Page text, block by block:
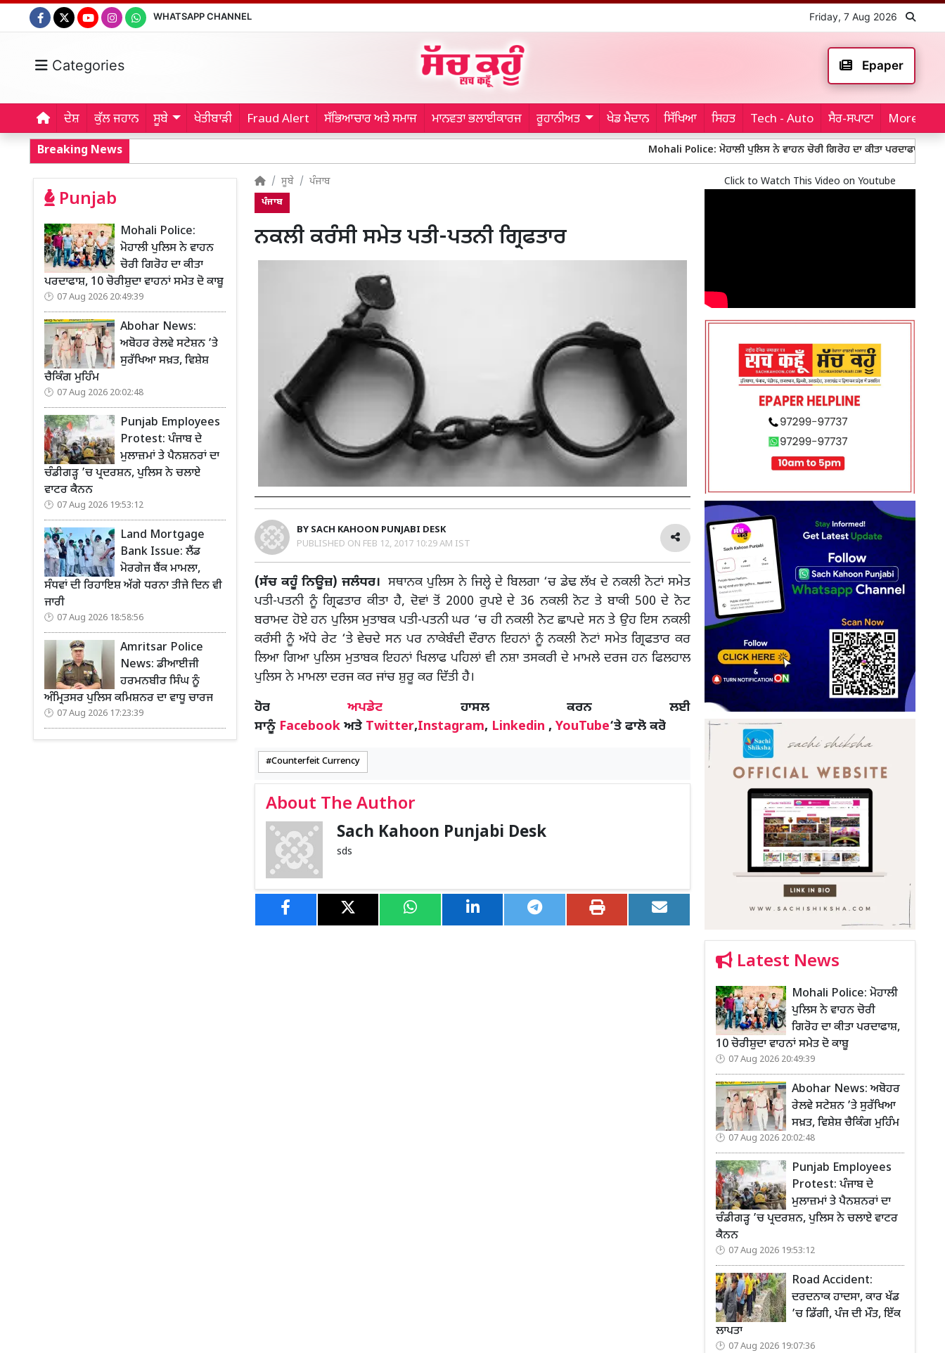
WHATSAPP CHANNEL Friday, 7 Aug 2026
Categories Epaper
ਦੇਸ਼ ਕੁੱਲ ਜਹਾਨ ਸੂਬੇ ਖੇਤੀਬਾੜੀ Fraud Alert ਸੱਭਿਆਚਾਰ ਅਤੇ ਸਮਾਜ ਮਾਨਵਤਾ ਭਲਾਈਕਾਰਜ ਰੂਹਾਨੀਅਤ ਖੇਡ ਮੈਦਾਨ ਸਿੱਖਿਆ ਸਿਹਤ Tech - Auto ਸੈਰ-ਸਪਾਟਾ More...
Breaking News Mohali Police: ਮੋਹਾਲੀ ਪੁਲਿਸ ਨੇ ਵਾਹਨ ਚੋਰੀ ਗਿਰੋਹ ਦਾ ਕੀਤਾ ਪਰਦਾਫਾਸ਼, 10 ਚੋਰੀਸ਼ੁਦਾ
Punjab
Mohali Police:
ਮੋਹਾਲੀ ਪੁਲਿਸ ਨੇ ਵਾਹਨ
ਚੋਰੀ ਗਿਰੋਹ ਦਾ ਕੀਤਾ
ਪਰਦਾਫਾਸ਼, 10 ਚੋਰੀਸ਼ੁਦਾ ਵਾਹਨਾਂ ਸਮੇਤ ਦੋ ਕਾਬੂ
07 Aug 2026 20:49:39
Abohar News:
ਅਬੋਹਰ ਰੇਲਵੇ ਸਟੇਸ਼ਨ ’ਤੇ
ਸੁਰੱਖਿਆ ਸਖ਼ਤ, ਵਿਸ਼ੇਸ਼
ਚੈਕਿੰਗ ਮੁਹਿੰਮ
07 Aug 2026 20:02:48
Punjab Employees
Protest: ਪੰਜਾਬ ਦੇ
ਮੁਲਾਜ਼ਮਾਂ ਤੇ ਪੈਨਸ਼ਨਰਾਂ ਦਾ
ਚੰਡੀਗੜ੍ਹ ’ਚ ਪ੍ਰਦਰਸ਼ਨ, ਪੁਲਿਸ ਨੇ ਚਲਾਏ
ਵਾਟਰ ਕੈਨਨ
07 Aug 2026 19:53:12
Land Mortgage
Bank Issue: ਲੈਂਡ
ਮੋਰਗੇਜ ਬੈਂਕ ਮਾਮਲਾ,
ਸੰਧਵਾਂ ਦੀ ਰਿਹਾਇਸ਼ ਅੱਗੇ ਧਰਨਾ ਤੀਜੇ ਦਿਨ ਵੀ
ਜਾਰੀ
07 Aug 2026 18:58:56
Amritsar Police
News: ਡੀਆਈਜੀ
ਹਰਮਨਬੀਰ ਸਿੰਘ ਨੂੰ
ਅੰਮ੍ਰਿਤਸਰ ਪੁਲਿਸ ਕਮਿਸ਼ਨਰ ਦਾ ਵਾਧੂ ਚਾਰਜ
07 Aug 2026 17:23:39
ਸੂਬੇ ਪੰਜਾਬ
ਪੰਜਾਬ
ਨਕਲੀ ਕਰੰਸੀ ਸਮੇਤ ਪਤੀ-ਪਤਨੀ ਗ੍ਰਿਫਤਾਰ
BY SACH KAHOON PUNJABI DESK
PUBLISHED ON FEB 12, 2017 10:29 AM IST
(ਸੱਚ ਕਹੂੰ ਨਿਊਜ਼) ਜਲੰਧਰ। ਸਥਾਨਕ ਪੁਲਿਸ ਨੇ ਜਿਲ੍ਹੇ ਦੇ ਬਿਲਗਾ ‘ਚ ਡੇਢ ਲੱਖ ਦੇ ਨਕਲੀ ਨੋਟਾਂ ਸਮੇਤ
ਪਤੀ-ਪਤਨੀ ਨੂੰ ਗ੍ਰਿਫਤਾਰ ਕੀਤਾ ਹੈ, ਦੋਵਾਂ ਤੋਂ 2000 ਰੁਪਏ ਦੇ 36 ਨਕਲੀ ਨੋਟ ਤੇ ਬਾਕੀ 500 ਦੇ ਨੋਟ
ਬਰਾਮਦ ਹੋਏ ਹਨ ਪੁਲਿਸ ਮੁਤਾਬਕ ਪਤੀ-ਪਤਨੀ ਘਰ ‘ਚ ਹੀ ਨਕਲੀ ਨੋਟ ਛਾਪਦੇ ਸਨ ਤੇ ਉਹ ਇਸ ਨਕਲੀ
ਕਰੰਸੀ ਨੂੰ ਅੱਧੇ ਰੇਟ ‘ਤੇ ਵੇਚਦੇ ਸਨ ਪਰ ਨਾਕੇਬੰਦੀ ਦੌਰਾਨ ਇਹਨਾਂ ਨੂੰ ਨਕਲੀ ਨੋਟਾਂ ਸਮੇਤ ਗ੍ਰਿਫਤਾਰ ਕਰ
ਲਿਆ ਗਿਆ ਪੁਲਿਸ ਮੁਤਾਬਕ ਇਹਨਾਂ ਖਿਲਾਫ ਪਹਿਲਾਂ ਵੀ ਨਸ਼ਾ ਤਸਕਰੀ ਦੇ ਮਾਮਲੇ ਦਰਜ ਹਨ ਫਿਲਹਾਲ
ਪੁਲਿਸ ਨੇ ਮਾਮਲਾ ਦਰਜ ਕਰ ਜਾਂਚ ਸ਼ੁਰੂ ਕਰ ਦਿੱਤੀ ਹੈ।
ਹੋਰਅਪਡੇਟ ਹਾਸਲ ਕਰਨ ਲਈ
ਸਾਨੂੰ Facebook ਅਤੇ Twitter,Instagram, Linkedin , YouTube‘ਤੇ ਫਾਲੋ ਕਰੋ
Counterfeit Currency
About The Author
Sach Kahoon Punjabi Desk
sds
Click to Watch This Video on Youtube
Latest News
Mohali Police: ਮੋਹਾਲੀ
ਪੁਲਿਸ ਨੇ ਵਾਹਨ ਚੋਰੀ
ਗਿਰੋਹ ਦਾ ਕੀਤਾ ਪਰਦਾਫਾਸ਼,
10 ਚੋਰੀਸ਼ੁਦਾ ਵਾਹਨਾਂ ਸਮੇਤ ਦੋ ਕਾਬੂ
07 Aug 2026 20:49:39
Abohar News: ਅਬੋਹਰ
ਰੇਲਵੇ ਸਟੇਸ਼ਨ ’ਤੇ ਸੁਰੱਖਿਆ
ਸਖ਼ਤ, ਵਿਸ਼ੇਸ਼ ਚੈਕਿੰਗ ਮੁਹਿੰਮ
07 Aug 2026 20:02:48
Punjab Employees
Protest: ਪੰਜਾਬ ਦੇ
ਮੁਲਾਜ਼ਮਾਂ ਤੇ ਪੈਨਸ਼ਨਰਾਂ ਦਾ
ਚੰਡੀਗੜ੍ਹ ’ਚ ਪ੍ਰਦਰਸ਼ਨ, ਪੁਲਿਸ ਨੇ ਚਲਾਏ ਵਾਟਰ
ਕੈਨਨ
07 Aug 2026 19:53:12
Road Accident:
ਦਰਦਨਾਕ ਹਾਦਸਾ, ਕਾਰ ਖੱਡ
’ਚ ਡਿੱਗੀ, ਪੰਜ ਦੀ ਮੌਤ, ਇੱਕ
ਲਾਪਤਾ
07 Aug 2026 19:07:36